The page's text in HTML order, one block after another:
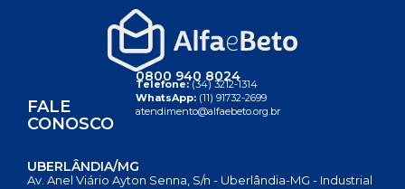
FALE
CONOSCO
0800 940 8024
Telefone:(34) 3212-1314
WhatsApp: (11) 91732-2699
atendimento@alfaebeto.org.br
UBERLÂNDIA/MG
Av. Anel Viário Ayton Senna, S/n - Uberlândia-MG - Industrial